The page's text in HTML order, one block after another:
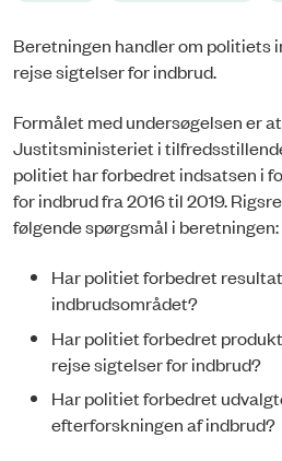
Beretningen handler om politiets
rejse sigtelser for indbrud.
Formålet med undersøgelsen er
Justitsministeriet i
politiet har forbedret indsatsen i
for indbrud fra 2016 til 2019.
følgende spørgsmål i beretningen:
Har politiet forbedret
indbrudsområdet?
Har politiet forbedret
rejse sigtelser for indbrud?
Har politiet forbedret
efterforskningen af indbrud?